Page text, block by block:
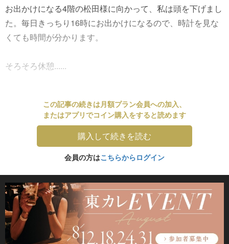
お出かけになる4階の松田様に向かって、私は頭を下げまし
た。毎日きっちり16時にお出かけになるので、時計を見な
くても時間が分かります。
そろそろ休憩......
この記事の続きは月額プラン会員への加入、
またはアプリでコイン購入をすると読めます
購入して続きを読む
会員の方はこちらからログイン